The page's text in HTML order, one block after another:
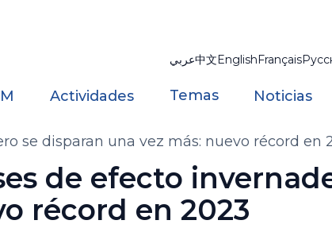
عربي中文EnglishFrançais
Actividades Temas Noticias
se disparan una vez más: nuevo récord en
de efecto
récord en 2023